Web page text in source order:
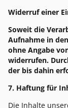
Widerruf einer
Soweit die
Aufnahme in
ohne Angabe
widerrufen.
der bis dahin
7. Haftung für
Die Inhalte